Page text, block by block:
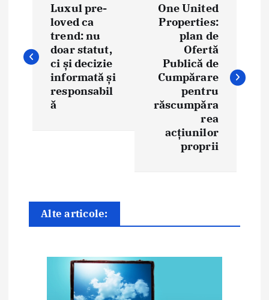
v
i
a
Luxul pre-
loved ca
trend: nu
doar statut,
ci și decizie
informată și
responsabil
ă
One United
Properties:
plan de
Ofertă
Publică de
Cumpărare
pentru
răscumpăra
rea
acțiunilor
proprii
Alte articole: